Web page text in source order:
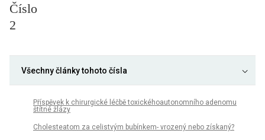
Číslo
2
Všechny články tohoto čísla
Příspěvek k chirurgické léčbě toxickéhoautonomního adenomu
štítné žlázy
Cholesteatom za celistvým bubínkem- vrozený nebo získaný?